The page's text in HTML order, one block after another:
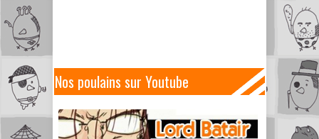
Nos poulains sur Youtube